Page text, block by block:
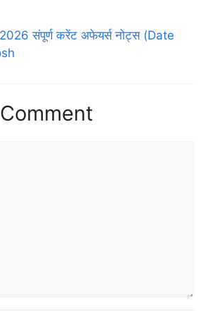
संपूर्ण करेंट अफेयर्स नोट्स (Date